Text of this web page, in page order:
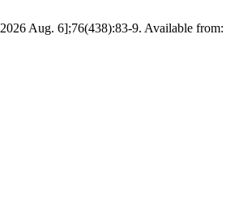
Aug. 6];76(438):83-9. Available from: